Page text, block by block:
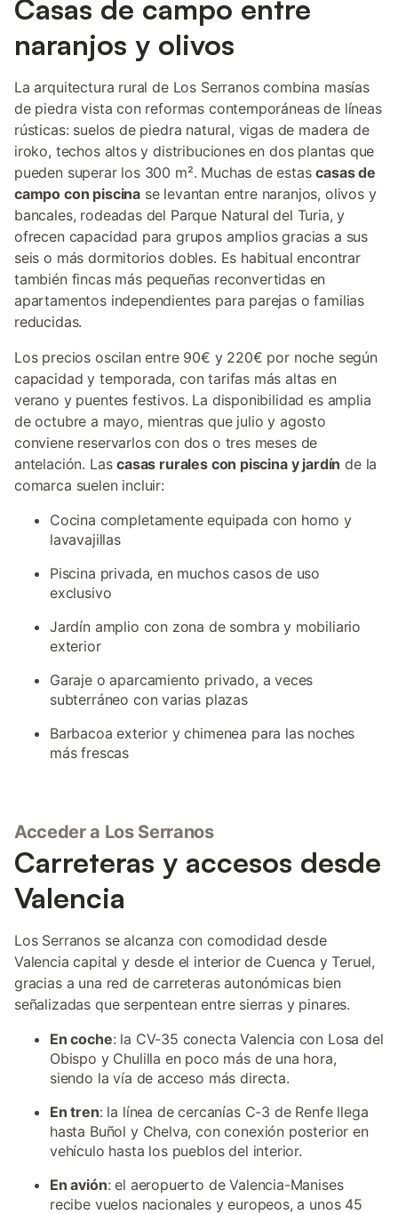
Casas de campo entre
naranjos y olivos
La arquitectura rural de Los Serranos combina masías
de piedra vista con reformas contemporáneas de líneas
rústicas: suelos de piedra natural, vigas de madera de
iroko, techos altos y distribuciones en dos plantas que
pueden superar los 300 m². Muchas de estascasas de
campo con piscina se levantan entre naranjos, olivos y
bancales, rodeadas del Parque Natural del Turia, y
ofrecen capacidad para grupos amplios gracias a sus
seis o más dormitorios dobles. Es habitual encontrar
también fincas más pequeñas reconvertidas en
apartamentos independientes para parejas o familias
reducidas.
Los precios oscilan entre 90€ y 220€ por noche según
capacidad y temporada, con tarifas más altas en
verano y puentes festivos. La disponibilidad es amplia
de octubre a mayo, mientras que julio y agosto
conviene reservarlos con dos o tres meses de
antelación. Lascasas rurales con piscina y jardín de la
comarca suelen incluir:
Cocina completamente equipada con horno y
lavavajillas
Piscina privada, en muchos casos de uso
exclusivo
Jardín amplio con zona de sombra y mobiliario
exterior
Garaje o aparcamiento privado, a veces
subterráneo con varias plazas
Barbacoa exterior y chimenea para las noches
más frescas
Acceder a Los Serranos
Carreteras y accesos desde
Valencia
Los Serranos se alcanza con comodidad desde
Valencia capital y desde el interior de Cuenca y Teruel,
gracias a una red de carreteras autonómicas bien
señalizadas que serpentean entre sierras y pinares.
En coche: la CV-35 conecta Valencia con Losa del
Obispo y Chulilla en poco más de una hora,
siendo la vía de acceso más directa.
En tren: la línea de cercanías C-3 de Renfe llega
hasta Buñol y Chelva, con conexión posterior en
vehículo hasta los pueblos del interior.
En avión: el aeropuerto de Valencia-Manises
recibe vuelos nacionales y europeos, a unos 45